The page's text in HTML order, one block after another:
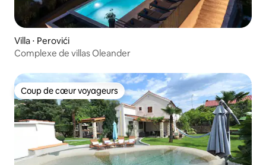
Villa ⋅ Perovići
Complexe de villas Oleander
Coup de cœur voyageurs
Coup de cœur voyageurs